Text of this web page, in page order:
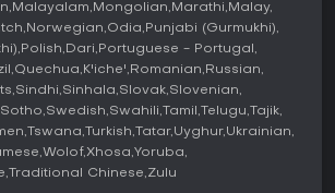
avaliação de usuário disponível e sem
falta de feedback, o apelo do jogo
e no tema de construção de robôs. Se
que matam o tempo sem
ele cai como uma luva,
preço acessível e suporte a conquistas
o progresso.
Malayalam Mongolian Marathi Malay
Norwegian Odia Punjabi (Gurmukhi)
Polish Dari Portuguese - Portugal
Quechua K'iche' Romanian Russian
Sindhi Sinhala Slovak Slovenian
Sotho Swedish Swahili Tamil Telugu
Tajik
Tswana Turkish Tatar Uyghur Ukrainian
Wolof Xhosa Yoruba
Traditional Chinese Zulu